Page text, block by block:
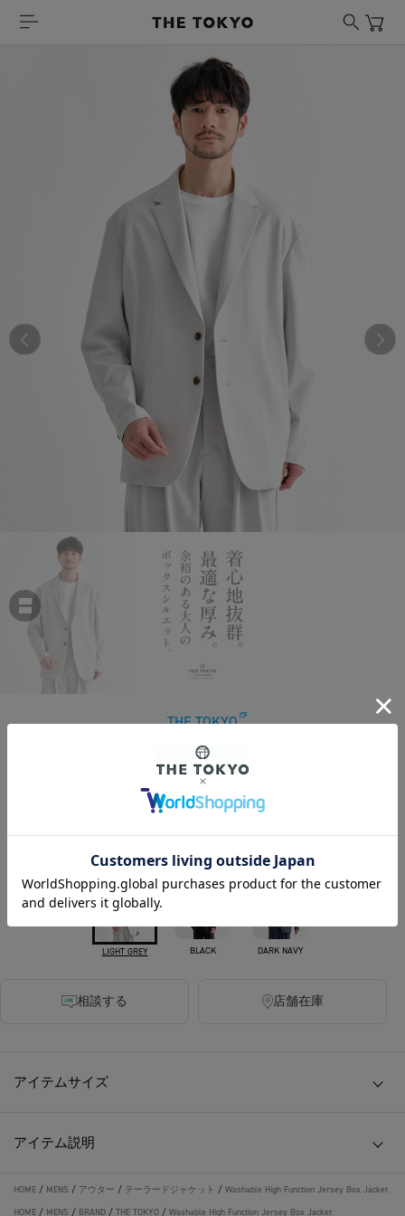
THE TOKYO
Washable High Function Jersey Box Jacket
￥49,500
450ポイント付与
カラー
LIGHT GREY BLACK DARK NAVY
相談する 店舗在庫
アイテムサイズ
アイテム説明
HOME / MENS / アウター / テーラードジャケット / Washable High Function Jersey Box Jacket
HOME / MENS / BRAND / THE TOKYO / Washable High Function Jersey Box Jacket